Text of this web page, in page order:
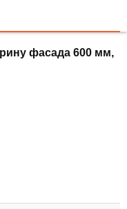
фасада 600 мм,